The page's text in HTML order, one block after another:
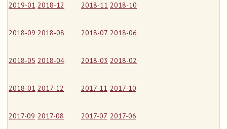
2019-01 2018-12 2018-11 2018-10
2018-09 2018-08 2018-07 2018-06
2018-05 2018-04 2018-03 2018-02
2018-01 2017-12 2017-11 2017-10
2017-09 2017-08 2017-07 2017-06